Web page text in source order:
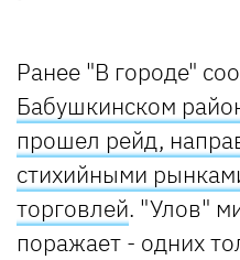
Ранее "В городе"
Бабушкинском
прошел рейд,
стихийными
торговлей. "Улов"
поражает - одних